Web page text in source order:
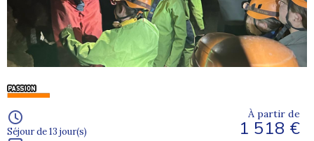
Séjour de 13 jour(s)
À partir de
1 518 €